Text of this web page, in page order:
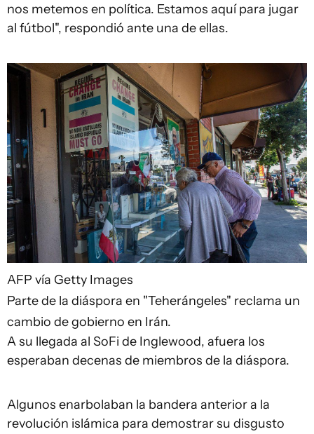
nos metemos en política. Estamos aquí para jugar
al fútbol", respondió ante una de ellas.
AFP vía Getty Images
Parte de la diáspora en "Teherángeles" reclama un
cambio de gobierno en Irán.
A su llegada al SoFi de Inglewood, afuera los
esperaban decenas de miembros de la diáspora.
Algunos enarbolaban la bandera anterior a la
revolución islámica para demostrar su disgusto